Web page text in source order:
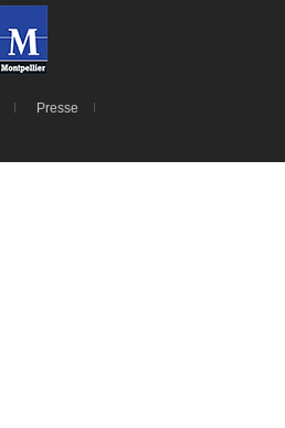
Presse